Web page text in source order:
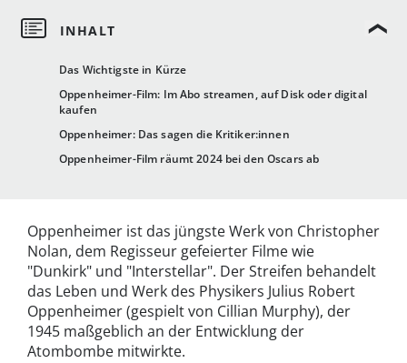
Das Wichtigste in Kürze
Oppenheimer-Film: Im Abo streamen, auf Disk oder digital
kaufen
Oppenheimer: Das sagen die Kritiker:innen
Oppenheimer-Film räumt 2024 bei den Oscars ab
Oppenheimer ist das jüngste Werk von Christopher
Nolan, dem Regisseur gefeierter Filme wie
"Dunkirk" und "Interstellar". Der Streifen behandelt
das Leben und Werk des Physikers Julius Robert
Oppenheimer (gespielt von Cillian Murphy), der
1945 maßgeblich an der Entwicklung der
Atombombe mitwirkte.